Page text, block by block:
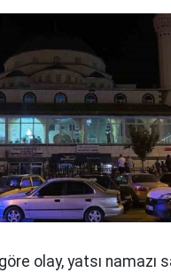
olay, yatsı namazı